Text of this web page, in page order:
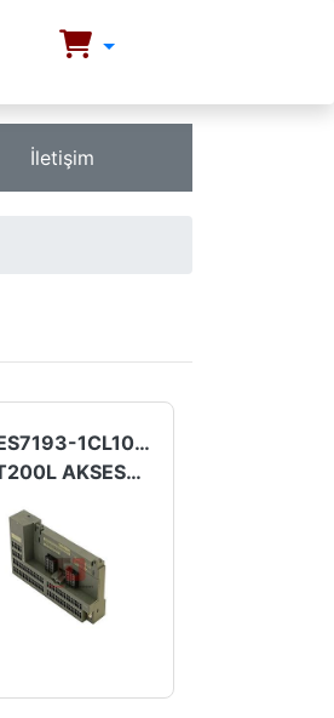
İletişim
6ES7193-1CL10-0XA0
ET200L AKSESUAR